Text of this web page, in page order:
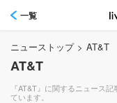
一覧
ニューストップ > AT&T
AT&T
『AT&T』に関するニュース
ています。